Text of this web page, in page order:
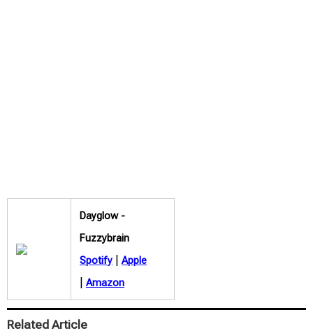
Dayglow -
Fuzzybrain
Spotify
Apple
Amazon
Related Article